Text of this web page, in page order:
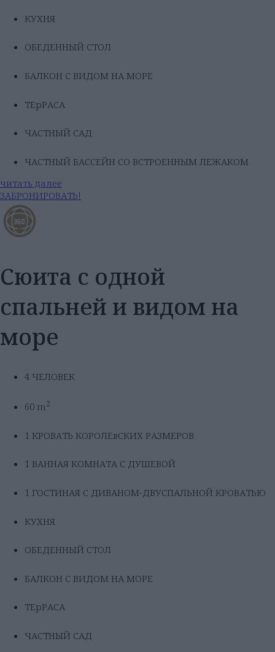
КУХНЯ
ОБЕДЕННЫЙ СТОЛ
БАЛКОН С ВИДОМ НА МОРЕ
ТЕрРАСА
ЧАСТНЫЙ САД
ЧАСТНЫЙ БАССЕЙН СО ВСТРОЕННЫМ ЛЕЖАКОМ
читать далее
ЗАБРОНИРОВАТЬ!
Сюита с одной
спальней и видом на
море
4 ЧЕЛОВЕК
60 m2
1 КРОВАТЬ КОРОЛЕвСКИХ РАЗМЕРОВ
1 ВАННАЯ КОМНАТА С ДУШЕВОЙ
1 ГОСТИНАЯ С ДИВАНОМ-ДВУСПАЛЬНОЙ КРОВАТЬЮ
КУХНЯ
ОБЕДЕННЫЙ СТОЛ
БАЛКОН С ВИДОМ НА МОРЕ
ТЕрРАСА
ЧАСТНЫЙ САД